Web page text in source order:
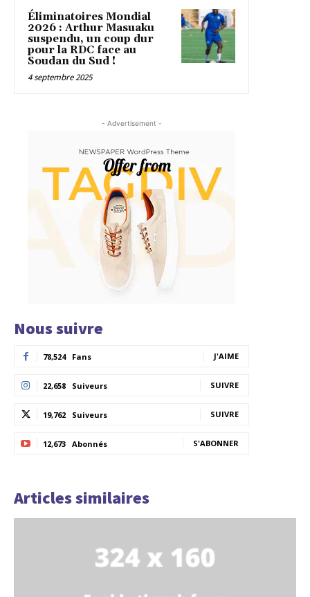
Éliminatoires Mondial
2026 : Arthur Masuaku
suspendu, un coup dur
pour la RDC face au
Soudan du Sud !
4 septembre 2025
- Advertisement -
Nous suivre
78,524 Fans J'AIME
22,658 Suiveurs SUIVRE
19,762 Suiveurs SUIVRE
12,673 Abonnés S'ABONNER
Articles similaires